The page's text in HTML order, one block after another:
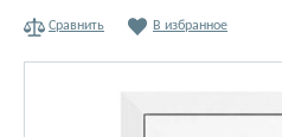
Сравнить В избранное